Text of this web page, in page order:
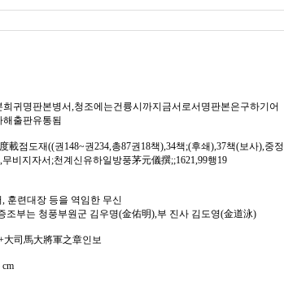
귀명판본병서,청조에는건륭시까지금서로서명판본은구하기어
출판유통됨
점도재((권148~권234,총87권18책),34책;(후쇄),37책(보사),중정
비지자서;천계신유하일방풍茅元儀撰;;1621,99행19
훈련대장 등을 역임한 무신
부원군 김우명(金佑明),부 진사 김도영(金道泳)
大司馬大將軍之章인보